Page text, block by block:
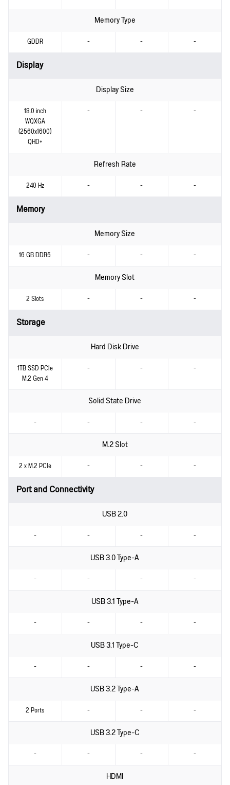
Memory Type
GDDR - - -
Display
Display Size
18.0 inch
WQXGA
(2560x1600)
QHD+
- - -
Refresh Rate
240 Hz - - -
Memory
Memory Size
16 GB DDR5 - - -
Memory Slot
2 Slots - - -
Storage
Hard Disk Drive
1TB SSD PCIe
M.2 Gen 4
- - -
Solid State Drive
- - - -
M.2 Slot
2 x M.2 PCIe - - -
Port and Connectivity
USB 2.0
- - - -
USB 3.0 Type-A
- - - -
USB 3.1 Type-A
- - - -
USB 3.1 Type-C
- - - -
USB 3.2 Type-A
2 Ports - - -
USB 3.2 Type-C
- - - -
HDMI